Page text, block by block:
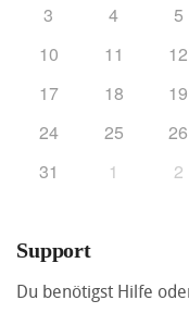
3
4 5
10
11 12
17
18 19
24
25 26
31
1 2
Support
Du benötigst Hilfe